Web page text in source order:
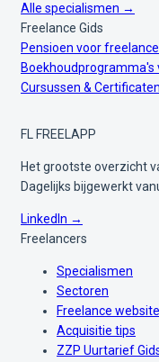
Alle specialismen →
Freelance Gids
Pensioen voor
Boekhoudprogramma's
Cursussen & Certificaten
FL FREELAPP
Het grootste overzicht
Dagelijks bijgewerkt
LinkedIn →
Freelancers
Specialismen
Sectoren
Freelance
Acquisitie tips
ZZP Uurtarief